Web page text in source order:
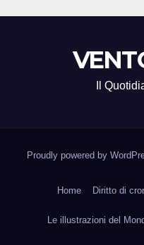
Il
Proudly powered by
Home Diritto di
Le illustrazioni del